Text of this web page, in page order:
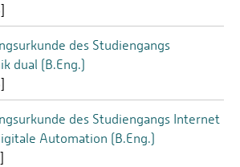
des Studiengangs
dual (B.Eng.)
des Studiengangs Internet
Automation (B.Eng.)